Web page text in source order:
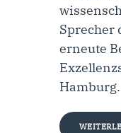
Sprecher
erneute